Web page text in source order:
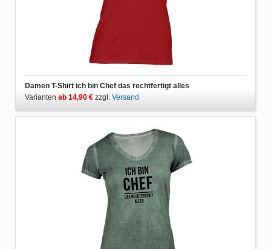
Damen T-Shirt ich bin Chef das rechtfertigt alles
Varianten ab 14,90 € zzgl. Versand